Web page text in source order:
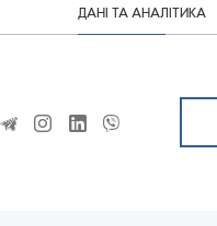
ДАНІ ТА АНАЛІТИКА